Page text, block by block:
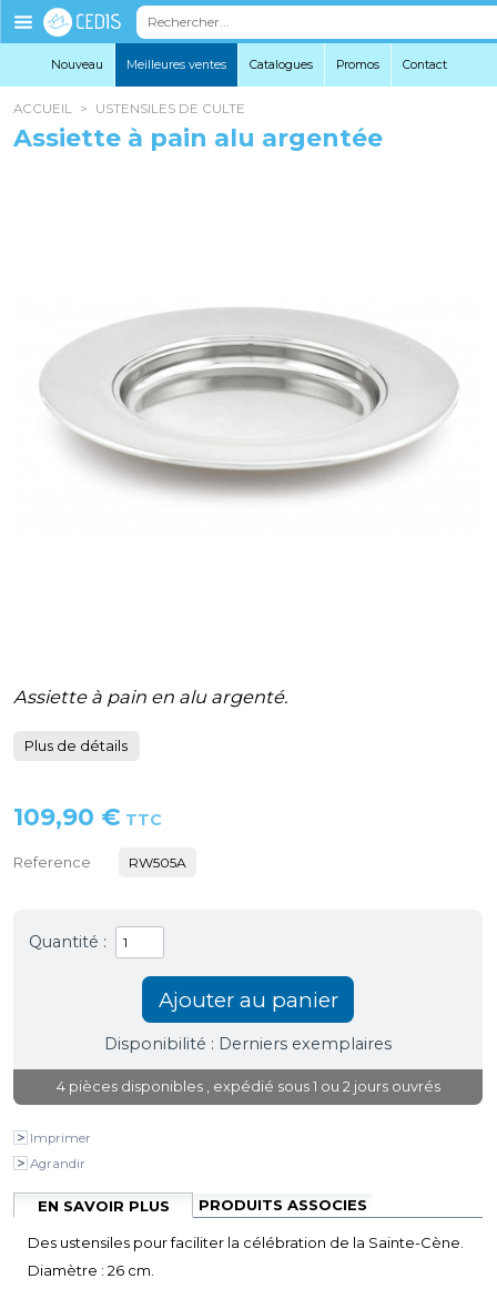
Éditions
Cedis
Nouveau Meilleures ventes Catalogues Promos Contact
ACCUEIL > USTENSILES DE CULTE
Assiette à pain alu argentée
Assiette à pain en alu argenté.
Plus de détails
109,90 € TTC
Reference RW505A
Quantité :
Disponibilité : Derniers exemplaires
4 pièces disponibles, expédié sous 1 ou 2 jours ouvrés
Imprimer
Agrandir
EN SAVOIR PLUS PRODUITS ASSOCIES
Des ustensiles pour faciliter la célébration de la Sainte-Cène.
Diamètre : 26 cm.